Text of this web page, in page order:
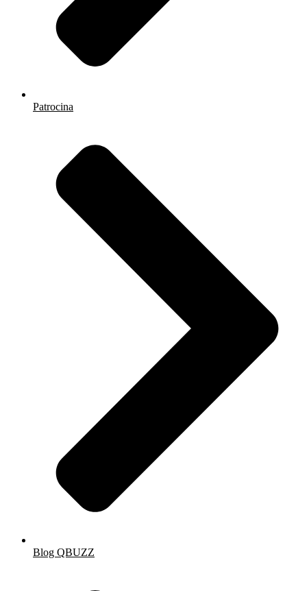
Patrocina
Blog QBUZZ